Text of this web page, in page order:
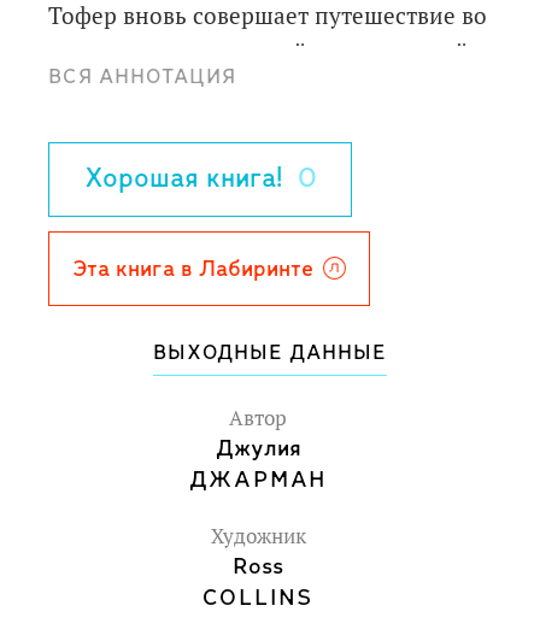
Тофер вновь совершает путешествие во
времени вслед за своей удивительной
любимицей. На сей раз они попадают в
теперь Тоферу предстоит познакомится
с королевой Елизаветой I и вновь
спасти свою кошку из когтистых лап
судьбы.
Для среднего школьного возраста.
ВСЯ АННОТАЦИЯ
Хорошая книга! 0
Эта книга в Лабиринте
ВЫХОДНЫЕ ДАННЫЕ
Автор
Джулия
ДЖАРМАН
Художник
Ross
COLLINS